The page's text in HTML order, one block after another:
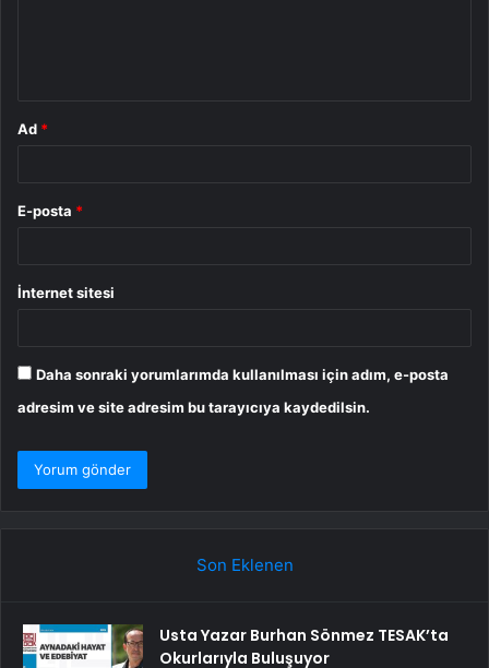
Ad *
E-posta *
İnternet sitesi
Daha sonraki yorumlarımda kullanılması için adım, e-posta
adresim ve site adresim bu tarayıcıya kaydedilsin.
Son Eklenen
Usta Yazar Burhan Sönmez TESAK’ta
Okurlarıyla Buluşuyor